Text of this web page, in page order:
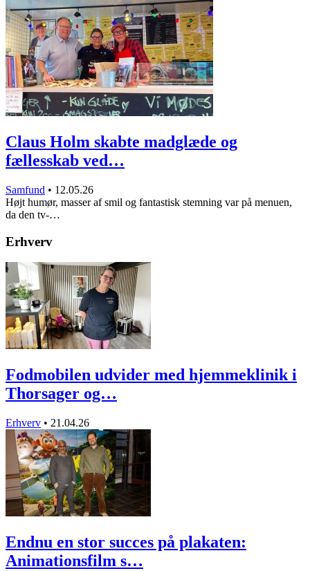
Claus Holm skabte madglæde og
fællesskab ved…
Samfund • 12.05.26
Højt humør, masser af smil og fantastisk stemning var på menuen,
da den tv-…
Erhverv
Fodmobilen udvider med hjemmeklinik i
Thorsager og…
Erhverv • 21.04.26
Endnu en stor succes på plakaten:
Animationsfilm s…